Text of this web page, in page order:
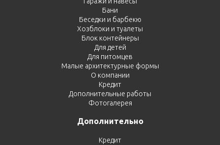
Бани
Беседки и барбекю
Хозблоки и туалеты
Блок контейнеры
Для детей
Для питомцев
Малые архитектурные формы
О компании
Кредит
Дополнительные работы
Фотогалерея
Дополнительно
Кредит